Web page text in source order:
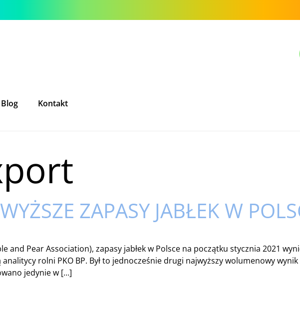
Blog Kontakt
ZAPASY JABŁEK W
and Pear Association), zapasy jabłek w Polsce na początku stycznia 2021
rolni PKO BP. Był to jednocześnie drugi najwyższy wolumenowy
jedynie w […]